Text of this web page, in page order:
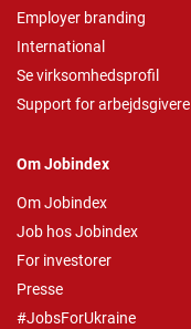
Employer branding
International
Se virksomhedsprofil
Support for arbejdsgivere
Om Jobindex
Om Jobindex
Job hos Jobindex
For investorer
Presse
#JobsForUkraine